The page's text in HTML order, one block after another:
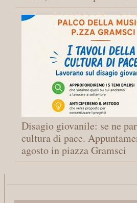
Disagio giovanile: se ne
cultura di pace.
agosto in piazza Gramsci